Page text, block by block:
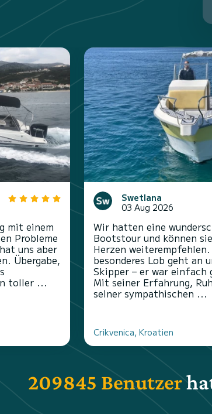
mit einem
Probleme
uns aber
Übergabe,
toller ...
Swetlana
03 Aug 2026
Wir hatten eine
Bootstour und können
Herzen weiterempfehlen.
besonderes Lob geht an
Skipper – er war einfach
Mit seiner Erfahrung,
seiner sympathischen ...
Crikvenica, Kroatien
209845 Benutzer